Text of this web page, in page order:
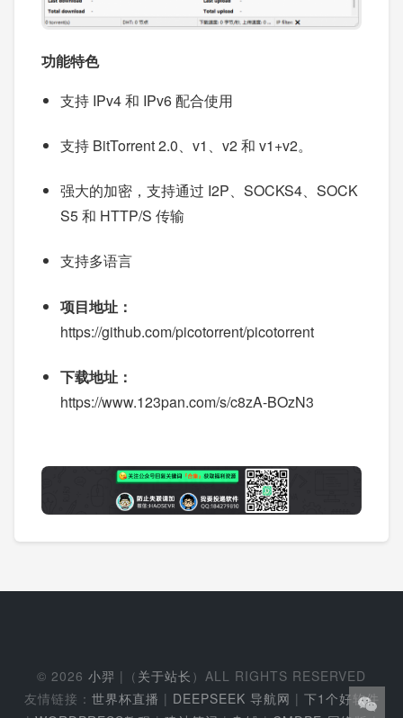
功能特色
支持 IPv4 和 IPv6 配合使用
支持 BitTorrent 2.0、v1、v2 和 v1+v2。
强大的加密，支持通过 I2P、SOCKS4、SOCK
S5 和 HTTP/S 传输
支持多语言
项目地址：
https://github.com/picotorrent/picotorrent
下载地址：
https://www.123pan.com/s/c8zA-BOzN3
© 2026 小羿 |（ 关于站长 ）ALL RIGHTS RESERVED
友情链接： 世界杯直播 | DEEPSEEK 导航网 | 下1个好软件